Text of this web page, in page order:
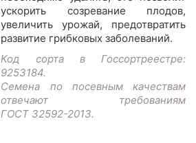
ускорить созревание плодов,
увеличить урожай, предотвратить
развитие грибковых заболеваний.
Код сорта в Госсортреестре:
9253184.
Семена по посевным качествам
отвечают требованиям
ГОСТ 32592-2013.